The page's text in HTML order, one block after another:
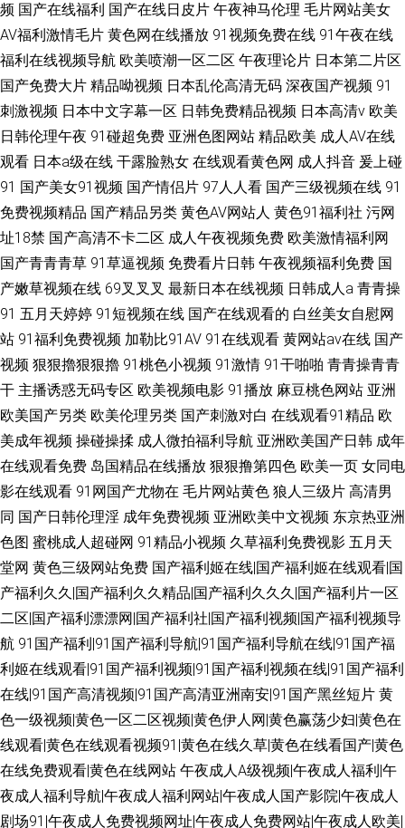
频 国产在线福利 国产在线日皮片 午夜神马伦理 毛片网站美女
AV福利激情毛片 黄色网在线播放 91视频免费在线 91午夜在线
福利在线视频导航 欧美喷潮一区二区 午夜理论片 日本第二片区
国产免费大片 精品呦视频 日本乱伦高清无码 深夜国产视频 91
刺激视频 日本中文字幕一区 日韩免费精品视频 日本高清v 欧美
日韩伦理午夜 91碰超免费 亚洲色图网站 精品欧美 成人AV在线
观看 日本a级在线 干露脸熟女 在线观看黄色网 成人抖音 爰上碰
91 国产美女91视频 国产情侣片 97人人看 国产三级视频在线 91
免费视频精品 国产精品另类 黄色AV网站人 黄色91福利社 污网
址18禁 国产高清不卡二区 成人午夜视频免费 欧美激情福利网
国产青青青草 91草逼视频 免费看片日韩 午夜视频福利免费 国
产嫩草视频在线 69叉叉叉 最新日本在线视频 日韩成人a 青青操
91 五月天婷婷 91短视频在线 国产在线观看的 白丝美女自慰网
站 91福利免费视频 加勒比91AV 91在线观看 黄网站av在线 国产
视频 狠狠擼狠狠擼 91桃色小视频 91激情 91干啪啪 青青操青青
干 主播诱惑无码专区 欧美视频电影 91播放 麻豆桃色网站 亚洲
欧美国产另类 欧美伦理另类 国产刺激对白 在线观看91精品 欧
美成年视频 操碰操揉 成人微拍福利导航 亚洲欧美国产日韩 成年
在线观看免费 岛国精品在线播放 狠狠撸第四色 欧美一页 女同电
影在线观看 91网国产尤物在 毛片网站黄色 狼人三级片 高清男
同 国产日韩伦理淫 成年免费视频 亚洲欧美中文视频 东京热亚洲
色图 蜜桃成人超碰网 91精品小视频 久草福利免费视影 五月天
堂网 黄色三级网站免费 国产福利姬在线|国产福利姬在线观看|国
产福利久久|国产福利久久精品|国产福利久久久|国产福利片一区
二区|国产福利漂漂网|国产福利社|国产福利视频|国产福利视频导
航 91国产福利|91国产福利导航|91国产福利导航在线|91国产福
利姬在线观看|91国产福利视频|91国产福利视频在线|91国产福利
在线|91国产高清视频|91国产高清亚洲南安|91国产黑丝短片 黄
色一级视频|黄色一区二区视频|黄色伊人网|黄色赢荡少妇|黄色在
线观看|黄色在线观看视频91|黄色在线久草|黄色在线看国产|黄色
在线免费观看|黄色在线网站 午夜成人A级视频|午夜成人福利|午
夜成人福利导航|午夜成人福利网站|午夜成人国产影院|午夜成人
剧场91|午夜成人免费视频网址|午夜成人免费网站|午夜成人欧美|